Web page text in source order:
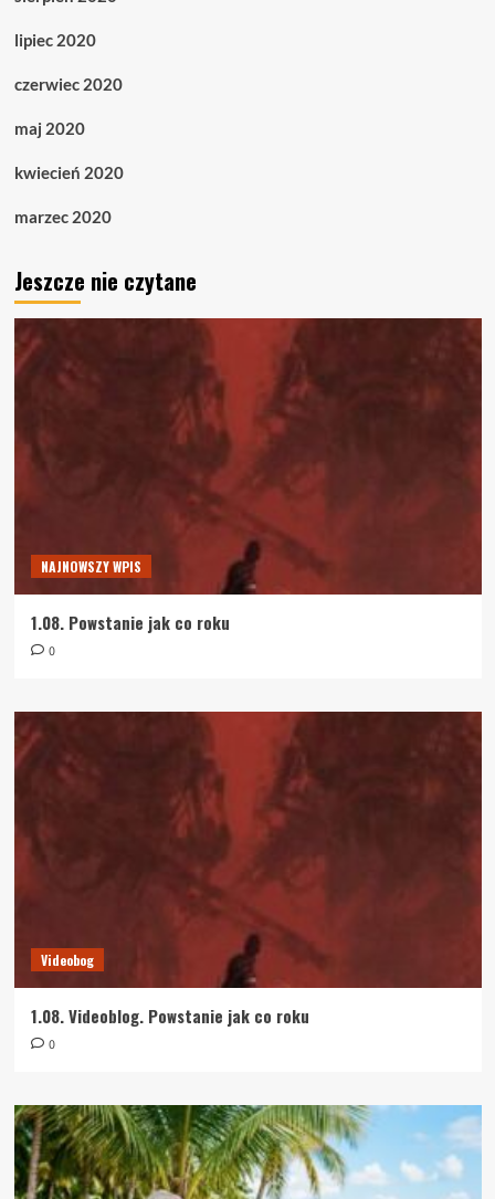
lipiec 2020
czerwiec 2020
maj 2020
kwiecień 2020
marzec 2020
Jeszcze nie czytane
NAJNOWSZY WPIS
1.08. Powstanie jak co roku
0
Videobog
1.08. Videoblog. Powstanie jak co roku
0